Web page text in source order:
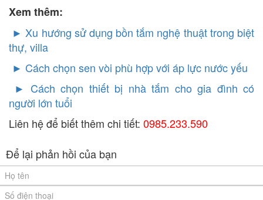
Xem thêm:
► Xu hướng sử dụng bồn tắm nghệ thuật trong biệt
thự, villa
► Cách chọn sen vòi phù hợp với áp lực nước yếu
► Cách chọn thiết bị nhà tắm cho gia đình có
người lớn tuổi
Liên hệ để biết thêm chi tiết: 0985.233.590
Để lại phản hồi của bạn